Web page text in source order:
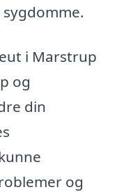
i Marstrup
og
din
og